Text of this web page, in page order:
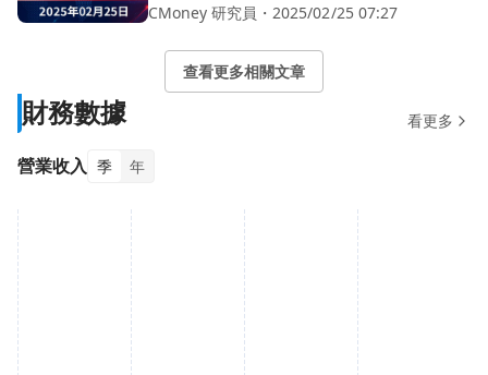
CMoney 研究員 ・ 2025/02/25 07:27
查看更多相關文章
財務數據 看更多
營業收入 季 年